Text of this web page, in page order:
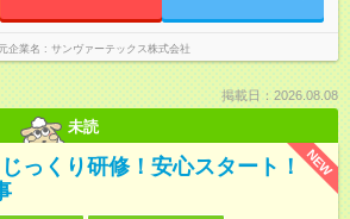
企業名 サンヴァーテックス株式会社
掲載日：2026.08.08
未読
NEW
っくり研修！安心スタート！